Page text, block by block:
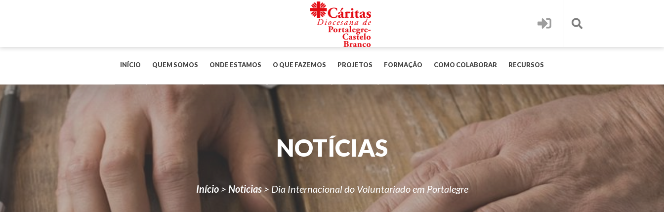
INÍCIO QUEM SOMOS ONDE ESTAMOS O QUE FAZEMOS PROJETOS FORMAÇÃO COMO COLABORAR RECURSOS
NOTÍCIAS
Início > Noticias> Dia Internacional do Voluntariado em Portalegre